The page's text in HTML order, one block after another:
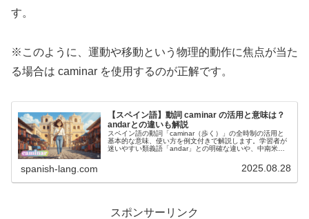
す。
※このように、運動や移動という物理的動作に焦点が当た
る場合は caminar を使用するのが正解です。
【スペイン語】動詞 caminar の活用と意味は？
andarとの違いも解説
スペイン語の動詞「caminar（歩く）」の全時制の活用と
基本的な意味、使い方を例文付きで解説します。学習者が
迷いやすい類義語「andar」との明確な違いや、中南米
spanish-lang.com 2025.08.28
スポンサーリンク